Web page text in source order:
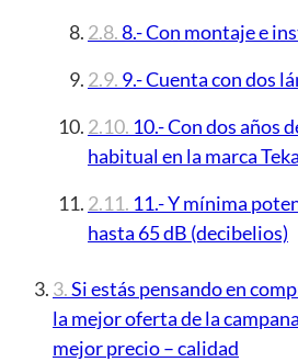
8.- Con montaje e
9.- Cuenta con dos
10.- Con dos años
habitual en la marca Teka
11.- Y mínima
hasta 65 dB (decibelios)
Si estás pensando en
la mejor oferta de la
mejor precio – calidad